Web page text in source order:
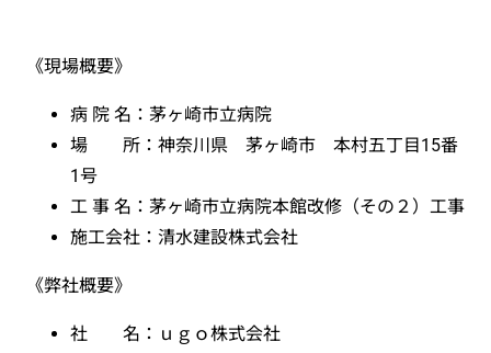
《現場概要》
病 院 名：茅ヶ崎市立病院
場 所：神奈川県 茅ヶ崎市 本村五丁目15番
1号
工 事 名：茅ヶ崎市立病院本館改修（その２）工事
施工会社：清水建設株式会社
《弊社概要》
社 名：ｕｇｏ株式会社